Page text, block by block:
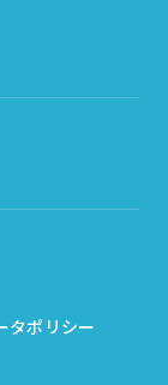
タポリシー